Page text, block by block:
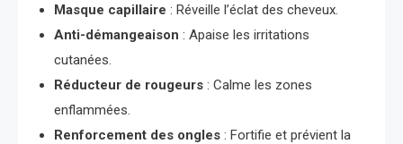
Masque capillaire : Réveille l’éclat des cheveux.
Anti-démangeaison : Apaise les irritations
cutanées.
Réducteur de rougeurs : Calme les zones
enflammées.
Renforcement des ongles : Fortifie et prévient la